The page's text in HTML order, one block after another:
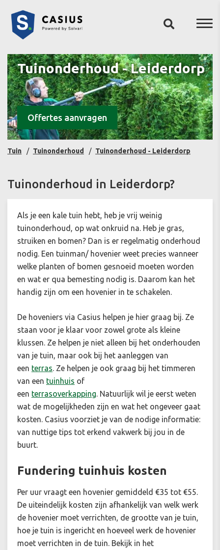
Tuinonderhoud - Leiderdorp
Offertes aanvragen
Tuin Tuinonderhoud Tuinonderhoud - Leiderdorp
Tuinonderhoud in Leiderdorp?
Als je een kale tuin hebt, heb je vrij weinig
tuinonderhoud, op wat onkruid na. Heb je gras,
struiken en bomen? Dan is er regelmatig onderhoud
nodig. Een tuinman/ hovenier weet precies wanneer
welke planten of bomen gesnoeid moeten worden
en wat er qua bemesting nodig is. Daarom kan het
handig zijn om een hovenier in te schakelen.
De hoveniers via Casius helpen je hier graag bij. Ze
staan voor je klaar voor zowel grote als kleine
klussen. Ze helpen je niet alleen bij het onderhouden
van je tuin, maar ook bij het aanleggen van
een terras. Ze helpen je ook graag bij het timmeren
van een tuinhuis of
een terrasoverkapping. Natuurlijk wil je eerst weten
wat de mogelijkheden zijn en wat het ongeveer gaat
kosten. Casius voorziet je van de nodige informatie:
van nuttige tips tot erkend vakwerk bij jou in de
buurt.
Fundering tuinhuis kosten
Per uur vraagt een hovenier gemiddeld €35 tot €55.
De uiteindelijk kosten zijn afhankelijk van welk werk
de hovenier moet verrichten, de grootte van je tuin,
hoe je tuin is ingericht en hoeveel werk de hovenier
moet verrichten in de tuin. Bekijk in het